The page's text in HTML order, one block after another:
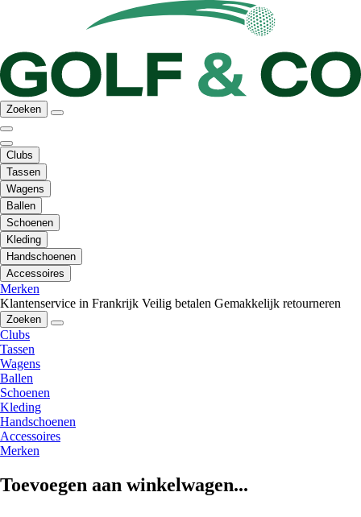
Zoeken
Clubs
Tassen
Wagens
Ballen
Schoenen
Kleding
Handschoenen
Accessoires
Merken
Klantenservice in Frankrijk Veilig betalen Gemakkelijk retourneren
Zoeken
Clubs
Tassen
Wagens
Ballen
Schoenen
Kleding
Handschoenen
Accessoires
Merken
Toevoegen aan winkelwagen...